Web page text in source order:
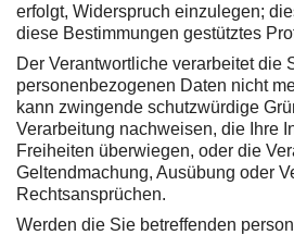
erfolgt, Widerspruch einzulegen;
diese Bestimmungen gestütztes
Der Verantwortliche verarbeitet die
personenbezogenen Daten nicht
kann zwingende schutzwürdige
Verarbeitung nachweisen, die Ihre
Freiheiten überwiegen, oder die
Geltendmachung, Ausübung oder
Rechtsansprüchen.
Werden die Sie betreffenden